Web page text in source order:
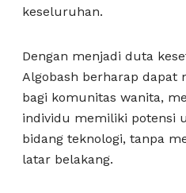
keseluruhan.
Dengan menjadi duta
Algobash berharap dapat
bagi komunitas wanita,
individu memiliki potensi
bidang teknologi, tanpa
latar belakang.